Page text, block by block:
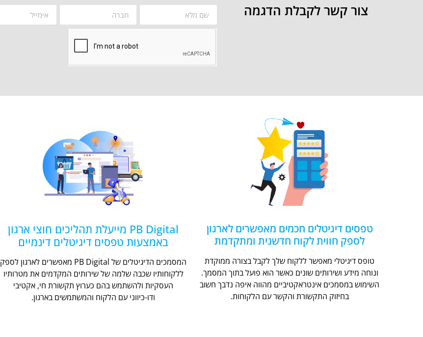
צור קשר לקבלת הדגמה
טפסים דיגיטלים חכמים מאפשרים לארגון
לספק חווית לקוח חדשנית ומתקדמת
טופס דיגיטלי מאפשר ללקוח שלך לקבל בצורה ממוקדת
ונוחה מידע ושירותים שונים כאשר הוא פועל בתוך המסמך.
השימוש במסמכים אינטראקטיביים מהווה איפה נדבך חשוב
בחיזוק התקשורת והקשר עם הלקוחות.
PB Digital מייעלת תהליכים חוצי ארגון
באמצעות טפסים דיגיטלים דינמיים
המסמכים הדיגיטלים של PB Digital מאפשרים לארגון לספק
ללקוחותיו שכבה שלמה של שירותים המקדמים את מטרותיו
העסקיות ולהשתמש בהם כערוץ תקשורת חי, אקטיבי
ודו-כיווני עם הלקוח והמשתמשים בארגון.